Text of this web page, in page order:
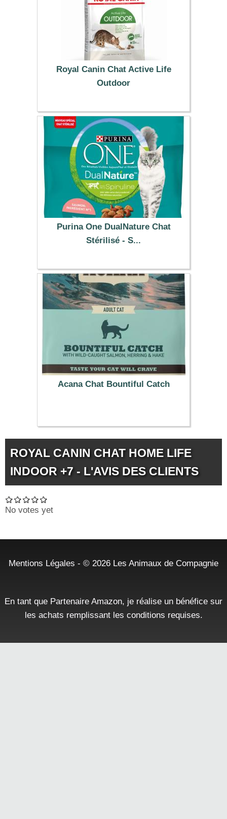
Royal Canin Chat Active Life
Outdoor
19.99 €
Purina One DualNature Chat
Stérilisé - S...
7.99 €
Acana Chat Bountiful Catch
38.99 €
ROYAL CANIN CHAT HOME LIFE
INDOOR +7 - L'AVIS DES CLIENTS
No votes yet
Mentions Légales - © 2026 Les Animaux de Compagnie
En tant que Partenaire Amazon, je réalise un bénéfice sur
les achats remplissant les conditions requises.